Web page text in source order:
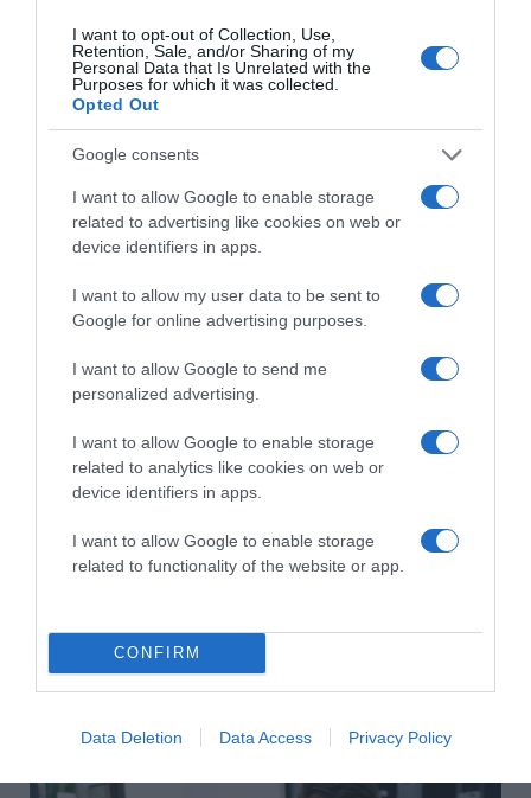
I want to opt-out of Collection, Use,
Retention, Sale, and/or Sharing of my
Personal Data that Is Unrelated with the
Purposes for which it was collected.
Opted Out
Google consents
I want to allow Google to enable storage
related to advertising like cookies on web or
device identifiers in apps.
I want to allow my user data to be sent to
Google for online advertising purposes.
I want to allow Google to send me
personalized advertising.
I want to allow Google to enable storage
related to analytics like cookies on web or
device identifiers in apps.
I want to allow Google to enable storage
related to functionality of the website or app.
CONFIRM
Data Deletion Data Access Privacy Policy
vehettem fel” – írta a művész az Instagram-fotóihoz.
Dalma és a kedvese nyolc évvel ezelőtt ismerkedtek meg,
és alig három hónappal később már jegyespárként
készült a közös jövőre.
– Most születik az első kisbabám – mesélte boldogan az
Egykutya sztárja. – Nekem nem a színészet a fő
szakmám, így nem kell semmit „félretenni” emiatt.
Alapvetően gyógypedagógusként dolgozom, s bár a
diplomám volt az első, teljes erőbedobással űzök egy
másik szakmát. Nem ijedek meg, ha nem hívnak játszani,
gyermekemmel kell majd eltölteni két-három évet.
Boldogan vállalom ezt a szerepet, mert szerintem ez a
Facebook
Címkék: ruha, karrier ,kismama,izgatottság,Tenki
Dalma